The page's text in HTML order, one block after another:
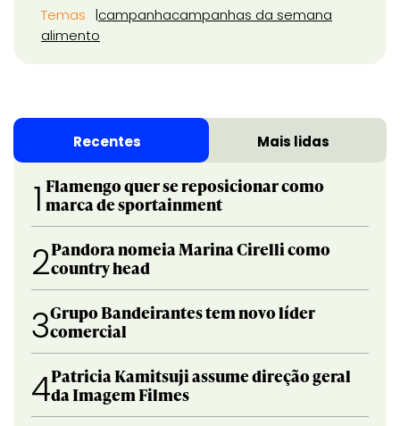
Temas campanhacampanhas da semana
alimento
Recentes Mais lidas
1 Flamengo quer se reposicionar como
marca de sportainment
2Pandora nomeia Marina Cirelli como
country head
3Grupo Bandeirantes tem novo líder
comercial
4Patricia Kamitsuji assume direção geral
da Imagem Filmes